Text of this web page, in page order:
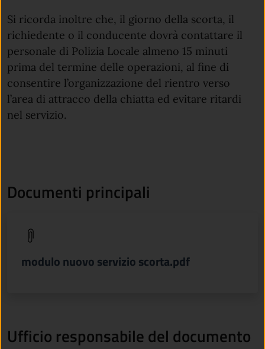
Si ricorda inoltre che, il giorno della scorta, il
richiedente o il conducente dovrà contattare il
personale di Polizia Locale almeno 15 minuti
prima del termine delle operazioni, al fine di
consentire l’organizzazione del rientro verso
l’area di attracco della chiatta ed evitare ritardi
nel servizio.
Documenti principali
modulo nuovo servizio scorta.pdf
(apre in un'altra scheda).
Ufficio responsabile del documento